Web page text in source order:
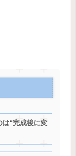
は“完成後に変